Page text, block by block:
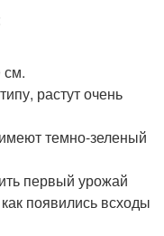
см.
растут очень
темно-зеленый
первый урожай
появились всходы